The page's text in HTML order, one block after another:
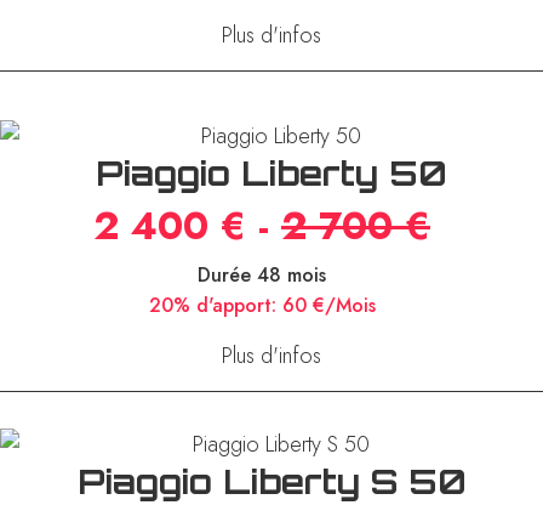
Plus d'infos
Piaggio Liberty 50
2 400 € - 2 700 €
Durée 48 mois
20% d'apport: 60 €/Mois
Plus d'infos
Piaggio Liberty S 50